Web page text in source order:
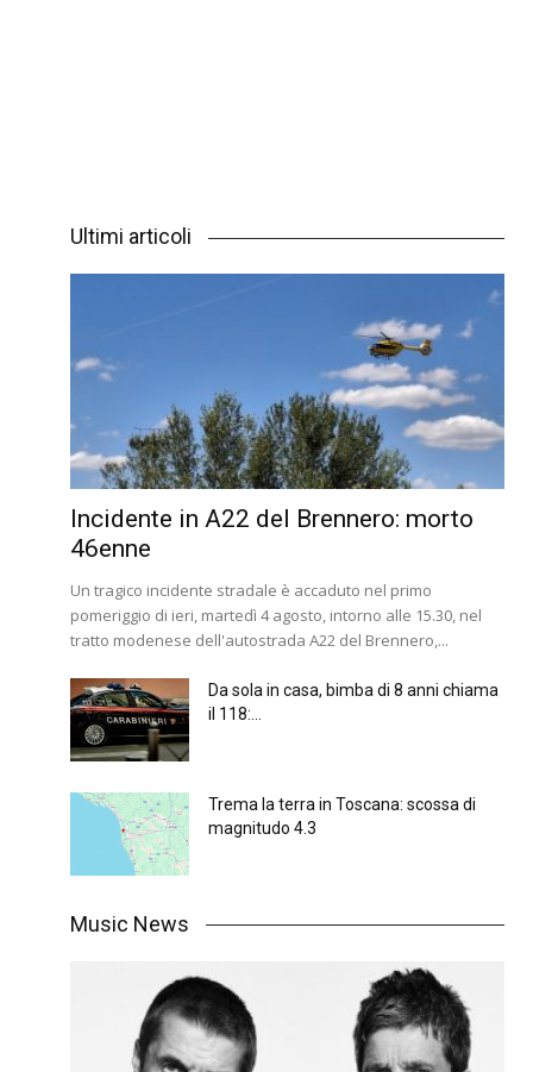
Ultimi articoli
Incidente in A22 del Brennero: morto
46enne
Un tragico incidente stradale è accaduto nel primo
pomeriggio di ieri, martedì 4 agosto, intorno alle 15.30, nel
tratto modenese dell'autostrada A22 del Brennero,...
Da sola in casa, bimba di 8 anni chiama
il 118:...
Trema la terra in Toscana: scossa di
magnitudo 4.3
Music News